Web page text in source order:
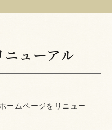
ューアル
ームページをリニュー